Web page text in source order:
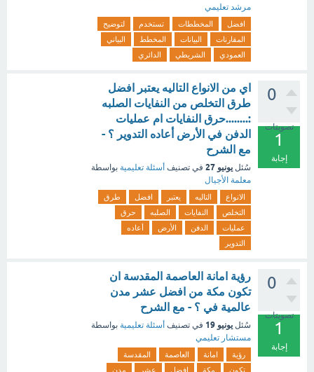
مرشد تعليمي
افضل المخططات تستخدم
لتوضيح
المقارنات
البيانات المخطط
البياني
العمودي
الشريطي الدائري
0
تصويتات
1
إجابة
اي من الانواع التاليه يعتبر افضل
طرق التخلص من النفايات الصلبه
:........حرق النفايات ام عمليات
الدفن في الأرض أعاده التدوير ؟ -
مع الشرح
سُئل يونيو 27 في تصنيف أسئلة تعليمية بواسطة
معلمة الأجيال
الانواع التاليه يعتبر افضل
طرق
التخلص
النفايات الصلبه
حرق
عمليات
الدفن الأرض
أعاده
التدوير
0
تصويتات
1
إجابة
رؤية امانة العاصمة المقدسة ان
تكون مكة من افضل عشر مدن
عالمية في ؟ - مع الشرح
سُئل يونيو 19 في تصنيف أسئلة تعليمية بواسطة
مستشار تعليمي
رؤية امانة العاصمة
المقدسة
تكون
مكة افضل عشر
مدن